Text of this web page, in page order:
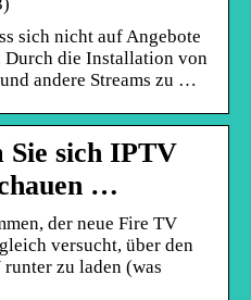
sich nicht auf Angebote
Durch die Installation von
andere Streams zu …
sich IPTV
…
der neue Fire TV
versucht, über den
zu laden (was